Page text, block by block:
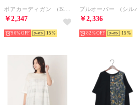
￥2,347
90% 15
￥2,336
82% 15